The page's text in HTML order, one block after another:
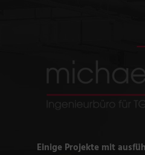
Einige Projekte mit